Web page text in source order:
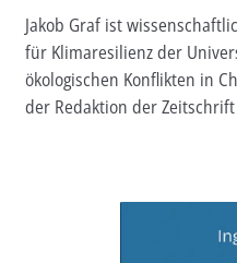
PROKLA
Open Access
Film & Kultur
Jakob Graf ist
für Klimaresilienz der
ökologischen Konflikten in
der Redaktion der Zeitschrift